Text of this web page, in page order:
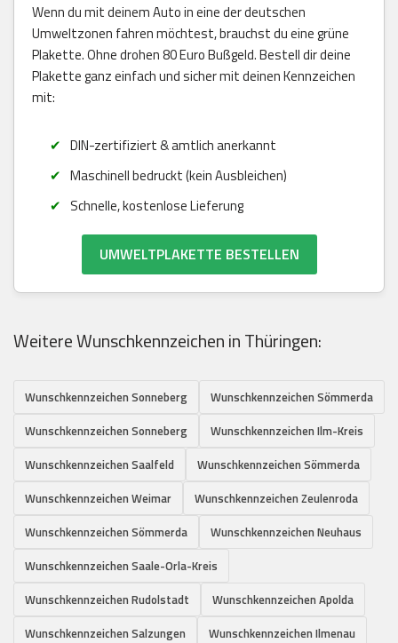
Wenn du mit deinem Auto in eine der deutschen
Umweltzonen fahren möchtest, brauchst du eine grüne
Plakette. Ohne drohen 80 Euro Bußgeld. Bestell dir deine
Plakette ganz einfach und sicher mit deinen Kennzeichen
mit:
DIN-zertifiziert & amtlich anerkannt
Maschinell bedruckt (kein Ausbleichen)
Schnelle, kostenlose Lieferung
UMWELTPLAKETTE BESTELLEN
Weitere Wunschkennzeichen in Thüringen:
Wunschkennzeichen Sonneberg
Wunschkennzeichen Sömmerda
Wunschkennzeichen Sonneberg
Wunschkennzeichen Ilm-Kreis
Wunschkennzeichen Saalfeld
Wunschkennzeichen Sömmerda
Wunschkennzeichen Weimar
Wunschkennzeichen Zeulenroda
Wunschkennzeichen Sömmerda
Wunschkennzeichen Neuhaus
Wunschkennzeichen Saale-Orla-Kreis
Wunschkennzeichen Rudolstadt
Wunschkennzeichen Apolda
Wunschkennzeichen Salzungen
Wunschkennzeichen Ilmenau